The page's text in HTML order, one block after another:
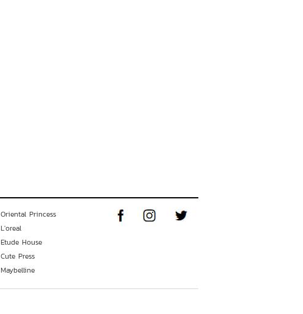
Oriental Princess
L'oreal
Etude House
Cute Press
Maybelline